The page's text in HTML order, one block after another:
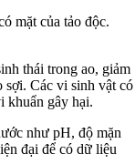
mặt của tảo độc.
thái trong ao, giảm
sợi. Các vi sinh vật có
khuẩn gây hại.
như pH, độ mặn
đại để có dữ liệu